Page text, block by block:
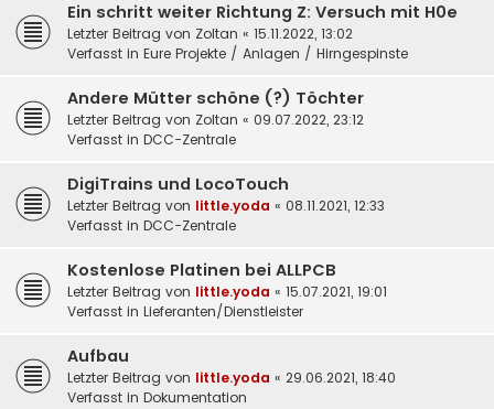
Ein schritt weiter Richtung Z: Versuch mit H0e
Letzter Beitrag von Zoltan « 15.11.2022, 13:02
Verfasst in Eure Projekte / Anlagen / Hirngespinste
Andere Mütter schöne (?) Töchter
Letzter Beitrag von Zoltan « 09.07.2022, 23:12
Verfasst in DCC-Zentrale
DigiTrains und LocoTouch
Letzter Beitrag von little.yoda « 08.11.2021, 12:33
Verfasst in DCC-Zentrale
Kostenlose Platinen bei ALLPCB
Letzter Beitrag von little.yoda « 15.07.2021, 19:01
Verfasst in Lieferanten/Dienstleister
Aufbau
Letzter Beitrag von little.yoda « 29.06.2021, 18:40
Verfasst in Dokumentation